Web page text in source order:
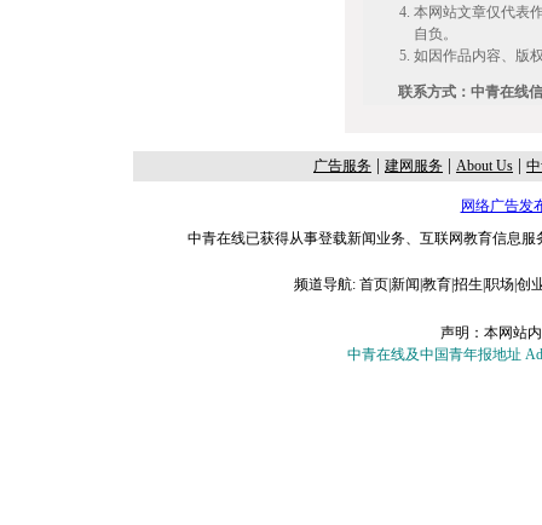
本网站文章仅代表
自负。
如因作品内容、版
联系方式：中青在线
广告服务 | 建网服务 | About Us |
网络广告发
中青在线已获得从事登载新闻业务、互联网教育信息
频道导航: 首页|新闻 教育|招生 职场|创
声明：本网站
中青在线及中国青年报地址